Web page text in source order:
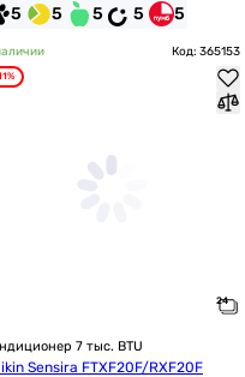
5 5 5 5 5
Код: 365153
7 тыс. BTU
Sensira FTXF20F/RXF20F